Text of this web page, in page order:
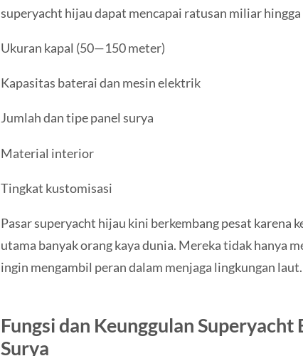
superyacht hijau dapat mencapai ratusan miliar
Ukuran kapal (50—150 meter)
Kapasitas baterai dan mesin elektrik
Jumlah dan tipe panel surya
Material interior
Tingkat kustomisasi
Pasar superyacht hijau kini berkembang pesat karena
utama banyak orang kaya dunia. Mereka tidak hanya
ingin mengambil peran dalam menjaga lingkungan laut.
Fungsi dan Keunggulan Superyacht
Surya